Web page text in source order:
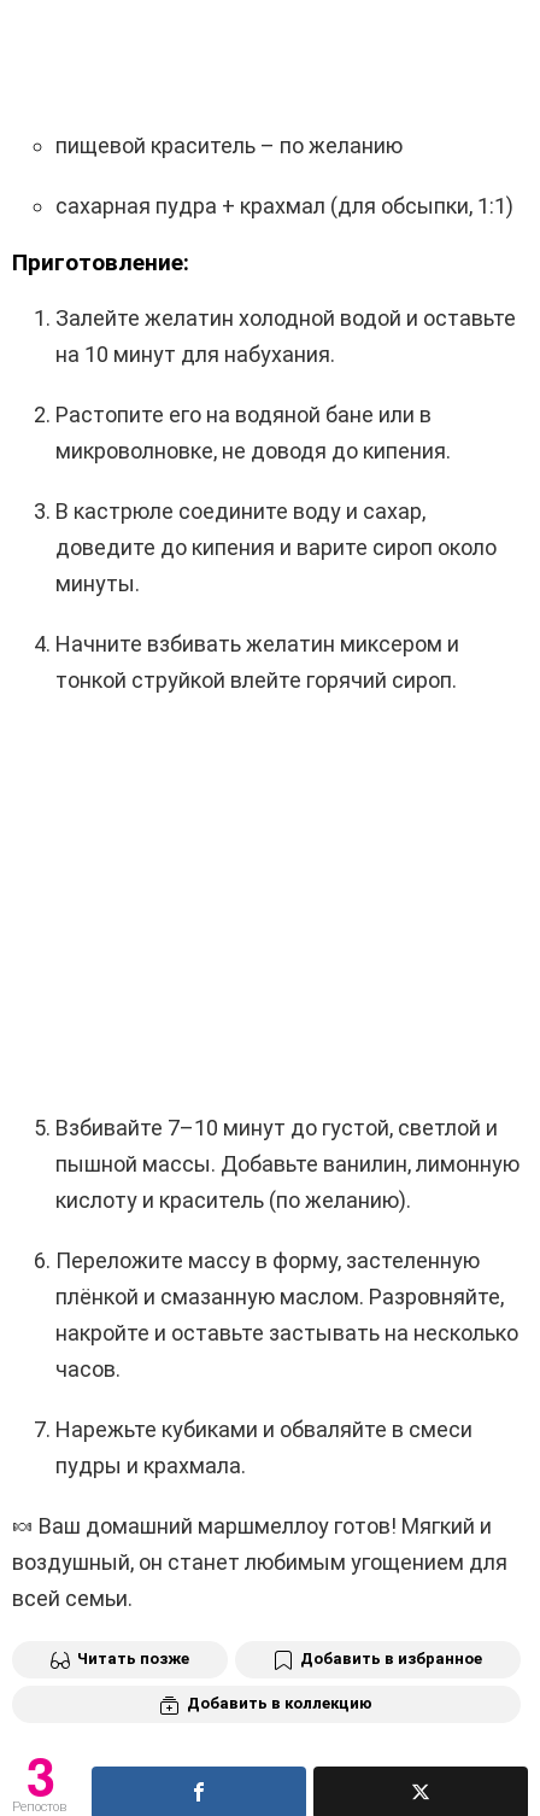
пищевой краситель – по желанию
сахарная пудра + крахмал (для обсыпки, 1:1)
Приготовление:
Залейте желатин холодной водой и оставьте
на 10 минут для набухания.
Растопите его на водяной бане или в
микроволновке, не доводя до кипения.
В кастрюле соедините воду и сахар,
доведите до кипения и варите сироп около
минуты.
Начните взбивать желатин миксером и
тонкой струйкой влейте горячий сироп.
Взбивайте 7–10 минут до густой, светлой и
пышной массы. Добавьте ванилин, лимонную
кислоту и краситель (по желанию).
Переложите массу в форму, застеленную
плёнкой и смазанную маслом. Разровняйте,
накройте и оставьте застывать на несколько
часов.
Нарежьте кубиками и обваляйте в смеси
пудры и крахмала.
🍬 Ваш домашний маршмеллоу готов! Мягкий и
воздушный, он станет любимым угощением для
всей семьи.
Читать позже Добавить в избранное
Добавить в коллекцию
3
Репостов